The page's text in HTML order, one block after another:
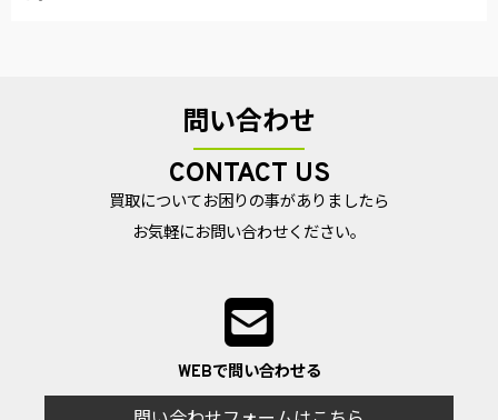
問い合わせ
CONTACT US
買取についてお困りの事がありましたら
お気軽にお問い合わせください。
WEBで問い合わせる